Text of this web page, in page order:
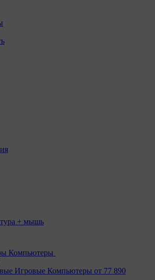
+ мышь
Компьютеры
Игровые Компьютеры от 77 890